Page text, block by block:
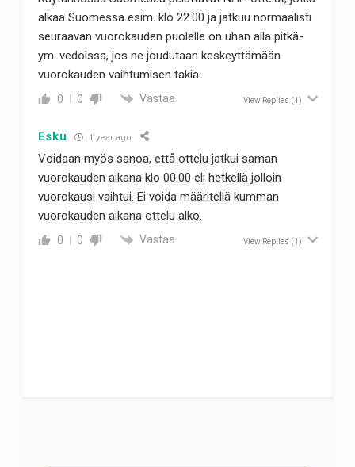
alkaa Suomessa esim. klo 22.00 ja jatkuu normaalisti
seuraavan vuorokauden puolelle on uhan alla pitkä-
ym. vedoissa, jos ne joudutaan keskeyttämään
vuorokauden vaihtumisen takia.
0 0 Vastaa View Replies (1)
Esku 1 year ago
Voidaan myös sanoa, ettå ottelu jatkui saman
vuorokauden aikana klo 00:00 eli hetkellä jolloin
vuorokausi vaihtui. Ei voida määritellä kumman
vuorokauden aikana ottelu alko.
0 0 Vastaa View Replies (1)